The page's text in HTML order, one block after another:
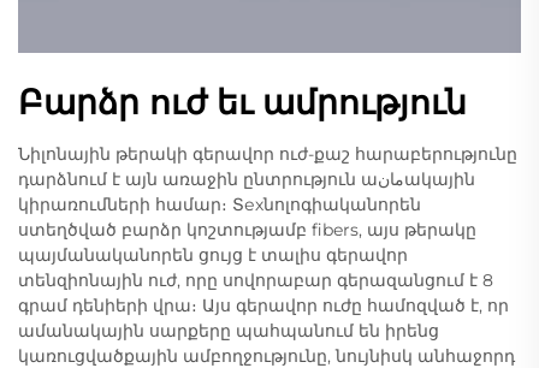
Բարձր ուժ եւ ամրություն
Նիլոնային թերակի գերավոր ուժ-քաշ հարաբերությունը
դարձնում է այն առաջին ընտրություն աمانակային
կիրառումների համար։ Տехնոլոգիականորեն
ստեղծված բարձր կոշտությամբ fibers, այս թերակը
պայմանականորեն ցույց է տալիս գերավոր
տենզիոնային ուժ, որը սովորաբար գերազանցում է 8
գրամ դենիերի վրա։ Այս գերավոր ուժը համոզված է, որ
ամանակային սարքերը պահպանում են իրենց
կառուցվածքային ամբողջությունը, նույնիսկ անհաջորդ